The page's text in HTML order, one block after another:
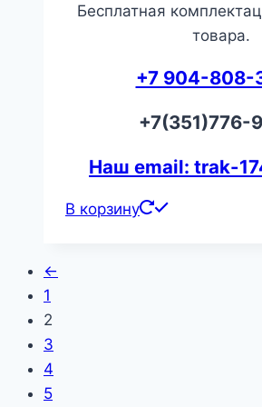
Бесплатная
товара.
+7 904-808-
+7(351)776-
Наш email: trak-
В корзину
←
1
2
3
4
5